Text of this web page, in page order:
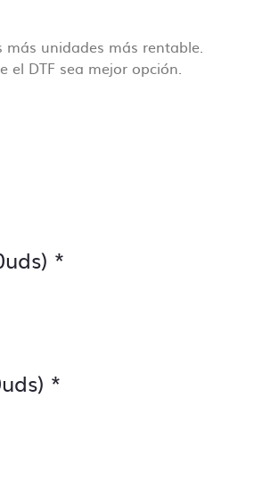
unidades más rentable.
el DTF sea mejor opción.
*
*